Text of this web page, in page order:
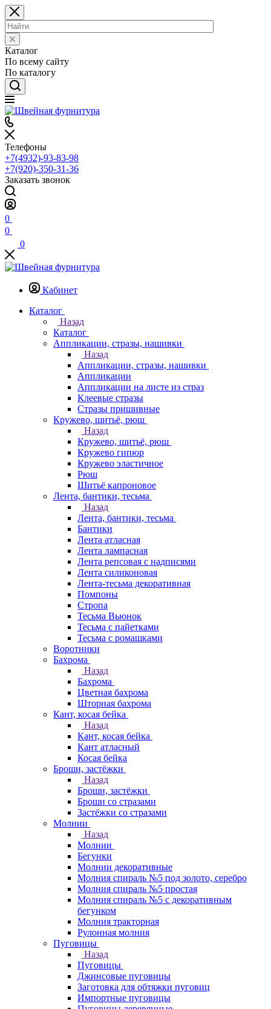
Каталог
По всему сайту
По каталогу
Телефоны
+7(4932)-93-83-98
+7(920)-350-31-36
Заказать звонок
0
0
0
Кабинет
Каталог
Назад
Каталог
Аппликации, стразы, нашивки
Назад
Аппликации, стразы, нашивки
Аппликации
Аппликации на листе из страз
Клеевые стразы
Стразы пришивные
Кружево, шитьё, рюш
Назад
Кружево, шитьё, рюш
Кружево гипюр
Кружево эластичное
Рюш
Шитьё капроновое
Лента, бантики, тесьма
Назад
Лента, бантики, тесьма
Бантики
Лента атласная
Лента лампасная
Лента репсовая с надписями
Лента силиконовая
Лента-тесьма декоративная
Помпоны
Стропа
Тесьма Вьюнок
Тесьма с пайетками
Тесьма с ромашками
Воротники
Бахрома
Назад
Бахрома
Цветная бахрома
Шторная бахрома
Кант, косая бейка
Назад
Кант, косая бейка
Кант атласный
Косая бейка
Броши, застёжки
Назад
Броши, застёжки
Броши со стразами
Застёжки со стразами
Молнии
Назад
Молнии
Бегунки
Молнии декоративные
Молния спираль №5 под золото, серебро
Молния спираль №5 простая
Молния спираль №5 с декоративным
бегунком
Молния тракторная
Рулонная молния
Пуговицы
Назад
Пуговицы
Джинсовые пуговицы
Заготовка для обтяжки пуговиц
Импортные пуговицы